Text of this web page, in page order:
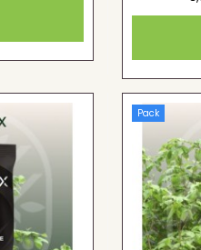
Pack